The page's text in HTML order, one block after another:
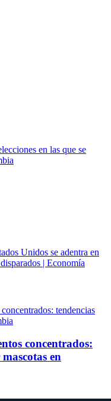
en las que se
Unidos se adentra en
| Economía
concentrados:
en